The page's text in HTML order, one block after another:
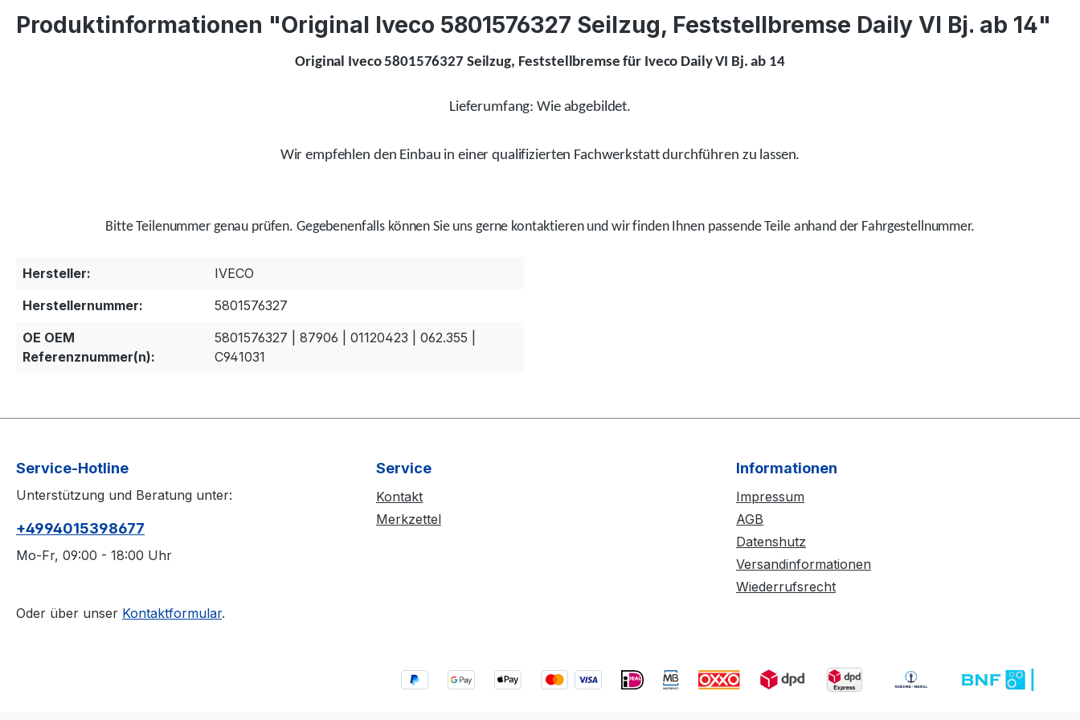
Produktinformationen "Original Iveco 5801576327 Seilzug, Feststellbremse Daily VI Bj. ab 14"
Original Iveco 5801576327 Seilzug, Feststellbremse für Iveco Daily VI Bj. ab 14
Lieferumfang: Wie abgebildet.
Wir empfehlen den Einbau in einer qualifizierten Fachwerkstatt durchführen zu lassen.
Bitte Teilenummer genau prüfen. Gegebenenfalls können Sie uns gerne kontaktieren und wirfindenIhnen passende Teile anhand der Fahrgestellnummer.
Hersteller:
IVECO
Herstellernummer:
5801576327
OE OEM
Referenznummer(n):
5801576327 | 87906 | 01120423 | 062.355 |
C941031
Service-Hotline
Unterstützung und Beratung unter:
+4994015398677
Mo-Fr, 09:00 - 18:00 Uhr
Oder über unser Kontaktformular.
Service
Kontakt
Merkzettel
Informationen
Impressum
AGB
Datenshutz
Versandinformationen
Wiederrufsrecht